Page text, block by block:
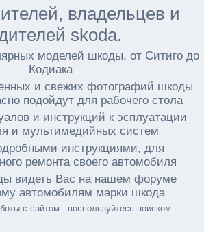
владельцев и
skoda.
моделей шкоды, от Ситиго до
Кодиака
и свежих фотографий шкоды
подойдут для рабочего стола
и инструкций к эсплуатации
и мультимедийных систем
инструкциями, для
ремонта своего автомобиля
видеть Вас на нашем форуме
автомобилям марки шкода
с сайтом - воспользуйтесь поиском